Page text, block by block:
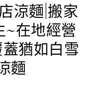
涼麵|搬家
~在地經營
猶如白雪
麵